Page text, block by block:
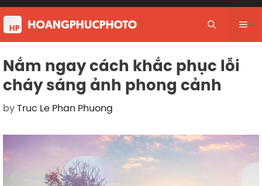
Skip
to
content
Nắm ngay cách khắc phục lỗi
cháy sáng ảnh phong cảnh
byTruc Le Phan Phuong